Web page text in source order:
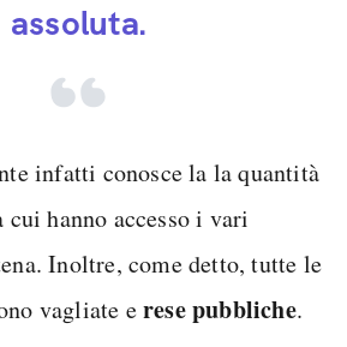
assoluta.
infatti conosce la la quantità
hanno accesso i vari
Inoltre, come detto, tutte le
vagliate erese pubbliche.